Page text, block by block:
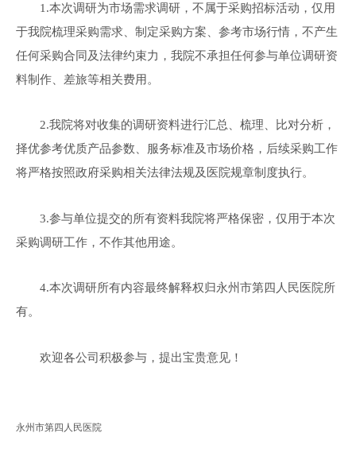
1.本次调研为市场需求调研，不属于采购招标活动，仅用
于我院梳理采购需求、制定采购方案、参考市场行情，不产生
任何采购合同及法律约束力，我院不承担任何参与单位调研资
料制作、差旅等相关费用。
2.我院将对收集的调研资料进行汇总、梳理、比对分析，
择优参考优质产品参数、服务标准及市场价格，后续采购工作
将严格按照政府采购相关法律法规及医院规章制度执行。
3.参与单位提交的所有资料我院将严格保密，仅用于本次
采购调研工作，不作其他用途。
4.本次调研所有内容最终解释权归永州市第四人民医院所
有。
欢迎各公司积极参与，提出宝贵意见！
永州市第四人民医院